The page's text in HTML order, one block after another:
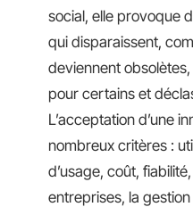
social, elle provoque
qui disparaissent,
deviennent
pour certains et
L’acceptation d’une
nombreux critères :
d’usage, coût,
entreprises, la